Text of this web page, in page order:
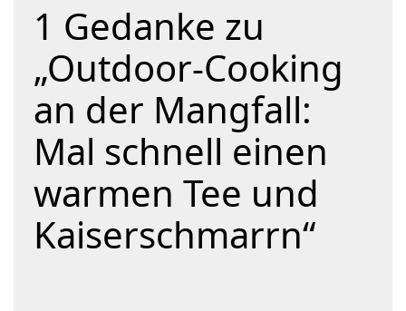
1 Gedanke zu
„Outdoor-Cooking
an der Mangfall:
Mal schnell einen
warmen Tee und
Kaiserschmarrn“